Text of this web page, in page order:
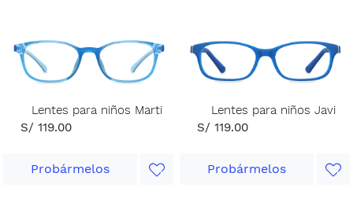
Lentes para niños Marti
S/ 119.00
Probármelos
Lentes para niños Javi
S/ 119.00
Probármelos